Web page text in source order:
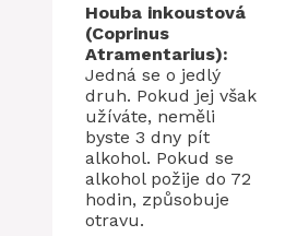
Houba inkoustová
(Coprinus
Atramentarius):
Jedná se o jedlý
druh. Pokud jej však
užíváte, neměli
byste 3 dny pít
alkohol. Pokud se
alkohol požije do 72
hodin, způsobuje
otravu.